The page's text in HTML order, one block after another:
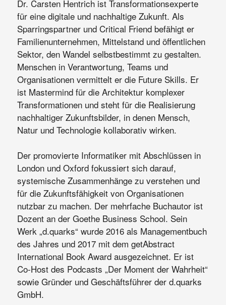
Dr. Carsten Hentrich ist Transformationsexperte
für eine digitale und nachhaltige Zukunft. Als
Sparringspartner und Critical Friend befähigt er
Familienunternehmen, Mittelstand und öffentlichen
Sektor, den Wandel selbstbestimmt zu gestalten.
Menschen in Verantwortung, Teams und
Organisationen vermittelt er die Future Skills. Er
ist Mastermind für die Architektur komplexer
Transformationen und steht für die Realisierung
nachhaltiger Zukunftsbilder, in denen Mensch,
Natur und Technologie kollaborativ wirken.
Der promovierte Informatiker mit Abschlüssen in
London und Oxford fokussiert sich darauf,
systemische Zusammenhänge zu verstehen und
für die Zukunftsfähigkeit von Organisationen
nutzbar zu machen. Der mehrfache Buchautor ist
Dozent an der Goethe Business School. Sein
Werk „d.quarks“ wurde 2016 als Managementbuch
des Jahres und 2017 mit dem getAbstract
International Book Award ausgezeichnet. Er ist
Co-Host des Podcasts „Der Moment der Wahrheit“
sowie Gründer und Geschäftsführer der d.quarks
GmbH.